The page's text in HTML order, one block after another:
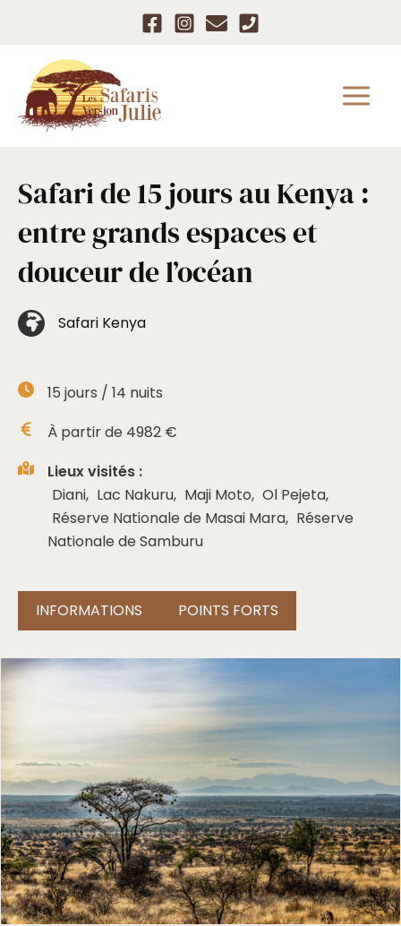
contenu
❮ ❯
Safari de 15 jours au Kenya :
entre grands espaces et
douceur de l’océan
Safari Kenya
15 jours / 14 nuits
À partir de 4982 €
Lieux visités :
Diani, Lac Nakuru, Maji Moto, Ol Pejeta,
Réserve Nationale de Masai Mara, Réserve
Nationale de Samburu
INFORMATIONS POINTS FORTS